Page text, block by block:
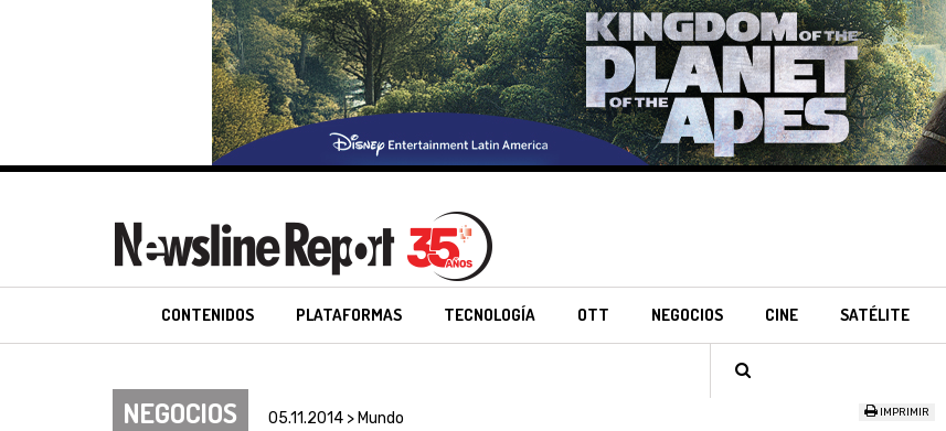
CONTENIDOS PLATAFORMAS TECNOLOGÍA OTT NEGOCIOS CINE SATÉLITE
NEGOCIOS 05.11.2014 > Mundo IMPRIMIR